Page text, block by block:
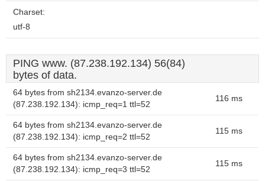
Charset:
utf-8
PING www. (87.238.192.134) 56(84)
bytes of data.
64 bytes from sh2134.evanzo-server.de
(87.238.192.134): icmp_req=1 ttl=52
116 ms
64 bytes from sh2134.evanzo-server.de
(87.238.192.134): icmp_req=2 ttl=52
115 ms
64 bytes from sh2134.evanzo-server.de
(87.238.192.134): icmp_req=3 ttl=52
115 ms